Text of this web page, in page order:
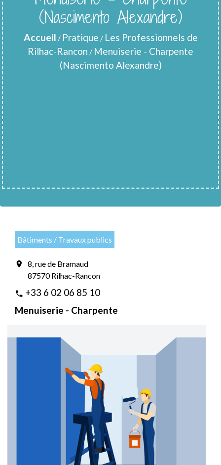
(Nascimento Alexandre)
Accueil / Pratique / Les Professionnels de
Rilhac-Rancon / Menuiserie - Charpente
(Nascimento Alexandre)
Bâtiments / Travaux publics
location_on
8, rue de Bramaud
87570 Rilhac-Rancon
phone +33 6 02 06 85 10
Menuiserie - Charpente